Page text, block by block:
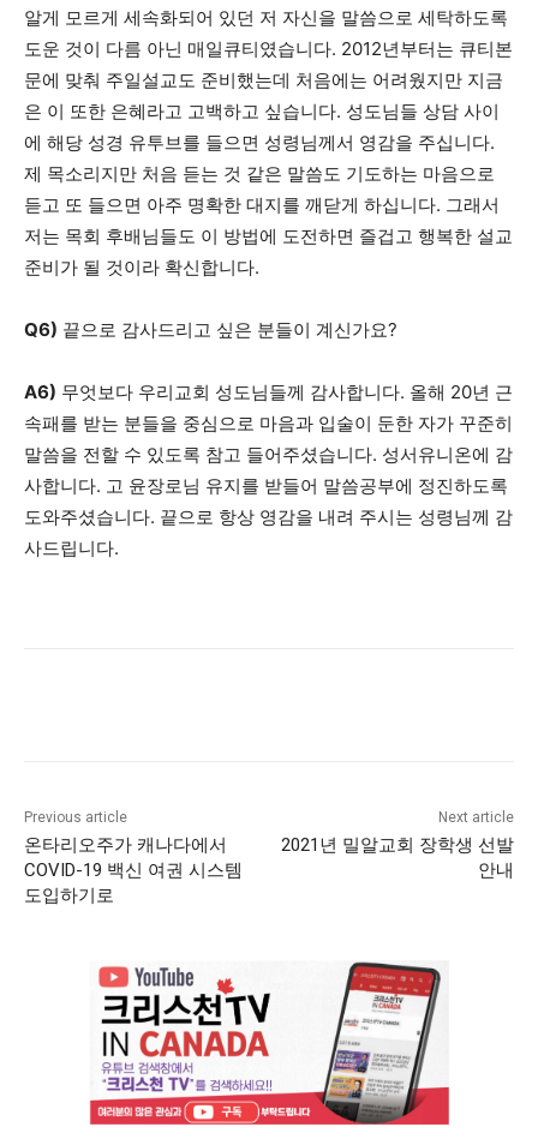
알게 모르게 세속화되어 있던 저 자신을 말씀으로 세탁하도록
도운 것이 다름 아닌 매일큐티였습니다. 2012년부터는 큐티본
문에 맞춰 주일설교도 준비했는데 처음에는 어려웠지만 지금
은 이 또한 은혜라고 고백하고 싶습니다. 성도님들 상담 사이
에 해당 성경 유투브를 들으면 성령님께서 영감을 주십니다.
제 목소리지만 처음 듣는 것 같은 말씀도 기도하는 마음으로
듣고 또 들으면 아주 명확한 대지를 깨닫게 하십니다. 그래서
저는 목회 후배님들도 이 방법에 도전하면 즐겁고 행복한 설교
준비가 될 것이라 확신합니다.
Q6) 끝으로 감사드리고 싶은 분들이 계신가요?
A6) 무엇보다 우리교회 성도님들께 감사합니다. 올해 20년 근
속패를 받는 분들을 중심으로 마음과 입술이 둔한 자가 꾸준히
말씀을 전할 수 있도록 참고 들어주셨습니다. 성서유니온에 감
사합니다. 고 윤장로님 유지를 받들어 말씀공부에 정진하도록
도와주셨습니다. 끝으로 항상 영감을 내려 주시는 성령님께 감
사드립니다.
Previous article
온타리오주가 캐나다에서
COVID-19 백신 여권 시스템
도입하기로
Next article
2021년 밀알교회 장학생 선발
안내